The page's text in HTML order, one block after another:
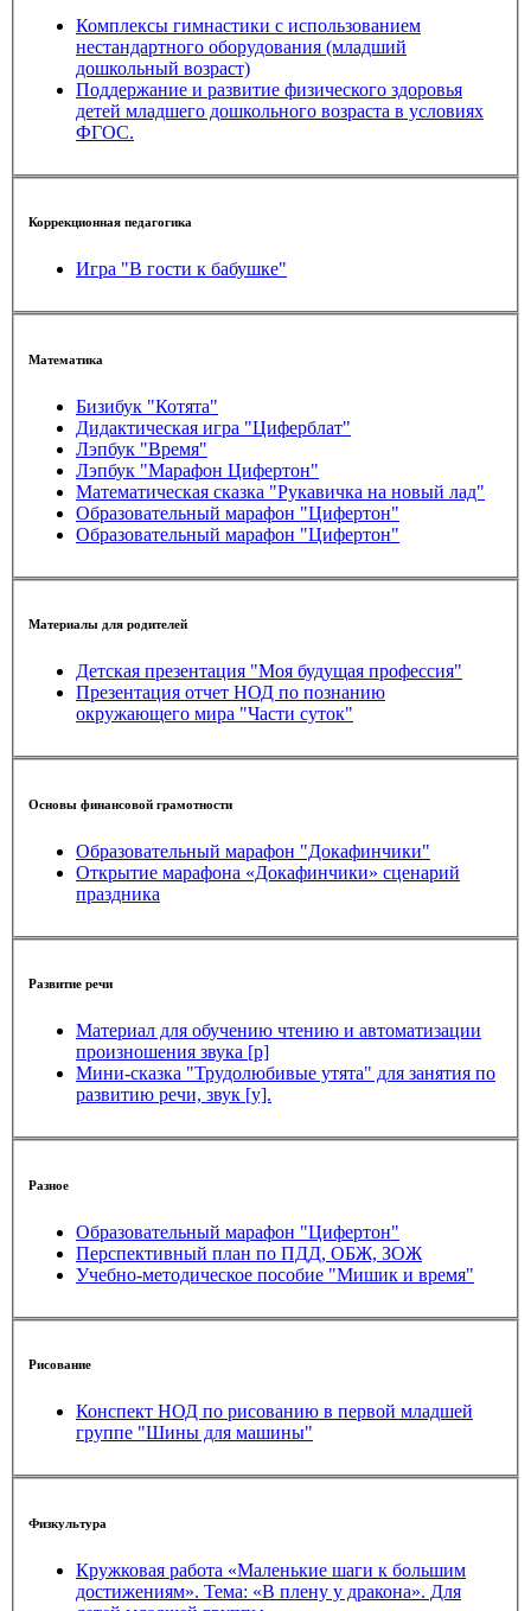
Комплексы гимнастики с использованием
нестандартного оборудования (младший
дошкольный возраст)
Поддержание и развитие физического здоровья
детей младшего дошкольного возраста в условиях
ФГОС.
Коррекционная педагогика
Игра "В гости к бабушке"
Математика
Бизибук "Котята"
Дидактическая игра "Циферблат"
Лэпбук "Время"
Лэпбук "Марафон Цифертон"
Математическая сказка "Рукавичка на новый лад"
Образовательный марафон "Цифертон"
Образовательный марафон "Цифертон"
Материалы для родителей
Детская презентация "Моя будущая профессия"
Презентация отчет НОД по познанию
окружающего мира "Части суток"
Основы финансовой грамотности
Образовательный марафон "Докафинчики"
Открытие марафона «Докафинчики» сценарий
праздника
Развитие речи
Материал для обучению чтению и автоматизации
произношения звука [р]
Мини-сказка "Трудолюбивые утята" для занятия по
развитию речи, звук [у].
Разное
Образовательный марафон "Цифертон"
Перспективный план по ПДД, ОБЖ, ЗОЖ
Учебно-методическое пособие "Мишик и время"
Рисование
Конспект НОД по рисованию в первой младшей
группе "Шины для машины"
Физкультура
Кружковая работа «Маленькие шаги к большим
достижениям». Тема: «В плену у дракона». Для